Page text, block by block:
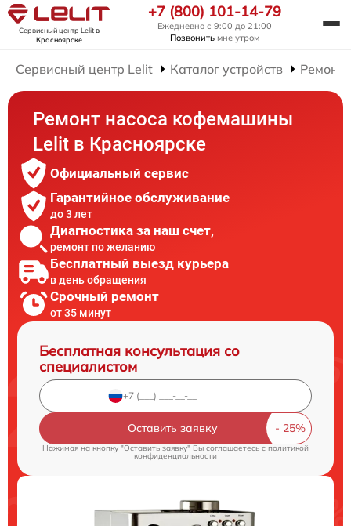
Сервисный центр Lelitв
Красноярске
+7 (800) 101-14-79
Ежедневно с 9:00 до 21:00
Позвонить мне утром
Сервисный центр Lelit Каталог устройств
Ремонт насоса кофемашины
Lelit в Красноярске
Официальный сервис
Гарантийное обслуживание
до 3 лет
Диагностика за наш счет,
ремонт по желанию
Бесплатный выезд курьера
в день обращения
Срочный ремонт
от 35 минут
Бесплатная консультация со
специалистом
Оставить заявку
Нажимая на кнопку "Оставить заявку" Вы соглашаетесь cполитикой
конфиденциальности